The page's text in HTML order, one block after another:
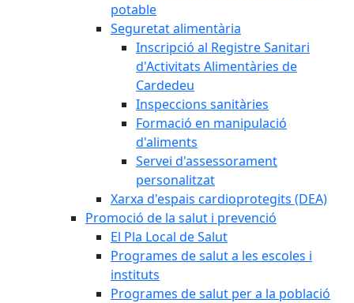
potable
Seguretat alimentària
Inscripció al Registre Sanitari
d'Activitats Alimentàries de
Cardedeu
Inspeccions sanitàries
Formació en manipulació
d'aliments
Servei d'assessorament
personalitzat
Xarxa d'espais cardioprotegits (DEA)
Promoció de la salut i prevenció
El Pla Local de Salut
Programes de salut a les escoles i
instituts
Programes de salut per a la població